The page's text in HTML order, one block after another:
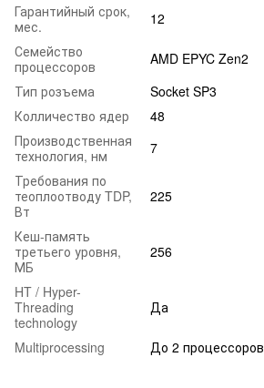
Гарантийный срок,
мес.
12
Семейство
процессоров
AMD EPYC Zen2
Тип розъема
Socket SP3
Колличество ядер
48
Производственная
технология, нм
7
Требования по
теоплоотводу TDP,
Вт
225
Кеш-память
третьего уровня,
МБ
256
HT / Hyper-
Threading
technology
Да
Multiprocessing До 2 процессоров